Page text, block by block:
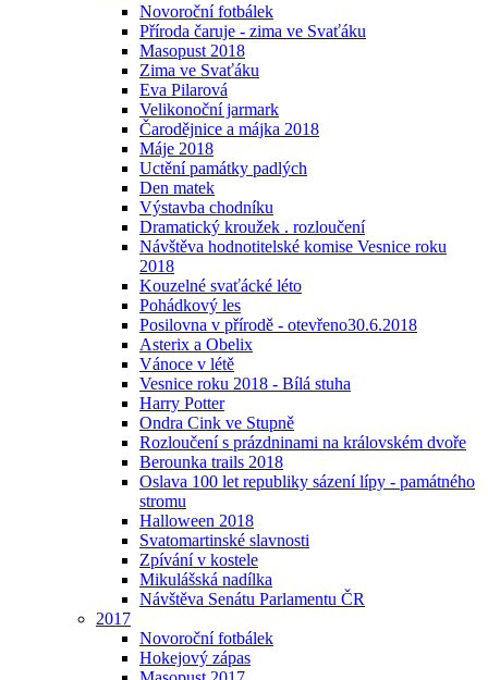
Novoroční fotbálek
Příroda čaruje - zima ve Svaťáku
Masopust 2018
Zima ve Svaťáku
Eva Pilarová
Velikonoční jarmark
Čarodějnice a májka 2018
Máje 2018
Uctění památky padlých
Den matek
Výstavba chodníku
Dramatický kroužek . rozloučení
Návštěva hodnotitelské komise Vesnice roku
2018
Kouzelné svaťácké léto
Pohádkový les
Posilovna v přírodě - otevřeno30.6.2018
Asterix a Obelix
Vánoce v létě
Vesnice roku 2018 - Bílá stuha
Harry Potter
Ondra Cink ve Stupně
Rozloučení s prázdninami na královském dvoře
Berounka trails 2018
Oslava 100 let republiky sázení lípy - památného
stromu
Halloween 2018
Svatomartinské slavnosti
Zpívání v kostele
Mikulášská nadílka
Návštěva Senátu Parlamentu ČR
2017
Novoroční fotbálek
Hokejový zápas